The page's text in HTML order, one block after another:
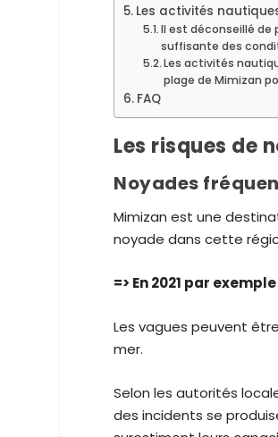
Les activités
Il est déconseillé de
suffisante des
Les activités
plage de Mimizan
FAQ
Les risques de
Noyades
Mimizan est une
noyade dans cette
=> En 2021 par
Les vagues peuvent
mer.
Selon les autorités
des incidents se